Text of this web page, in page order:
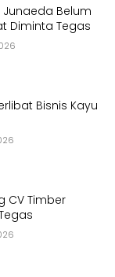
Belum
Diminta Tegas
Bisnis Kayu
CV Timber